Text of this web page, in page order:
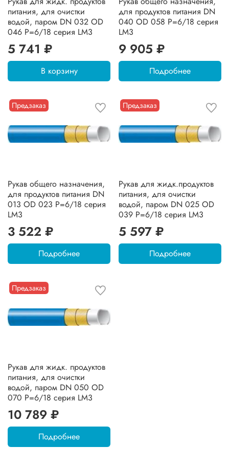
питания, для очистки
водой, паром DN 032 OD
046 Р=6/18 серия LM3
5 741 ₽
В корзину
для продуктов питания DN
040 OD 058 Р=6/18 серия
LM3
9 905 ₽
Подробнее
Предзаказ
Рукав общего назначения,
для продуктов питания DN
013 OD 023 Р=6/18 серия
LM3
3 522 ₽
Подробнее
Предзаказ
Рукав для жидк.продуктов
питания, для очистки
водой, паром DN 025 OD
039 Р=6/18 серия LM3
5 597 ₽
Подробнее
Предзаказ
Рукав для жидк. продуктов
питания, для очистки
водой, паром DN 050 OD
070 Р=6/18 серия LM3
10 789 ₽
Подробнее